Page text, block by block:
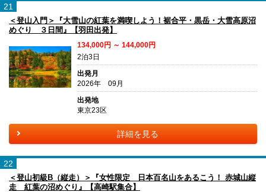
21
＜登山入門＞『大雪山の紅葉を満喫しよう！裾合平・黒岳・大雪高原沼
めぐり ３日間』【羽田出発】
134,000円 ～ 144,000円
2泊3日
出発月
2026年 09月
出発地
東京23区
詳細を見る
22
＜登山初級B（縦走）＞『女性限定 日本百名山をあるこう！ 赤城山縦
走 紅葉の沼めぐり』【高崎駅集合】